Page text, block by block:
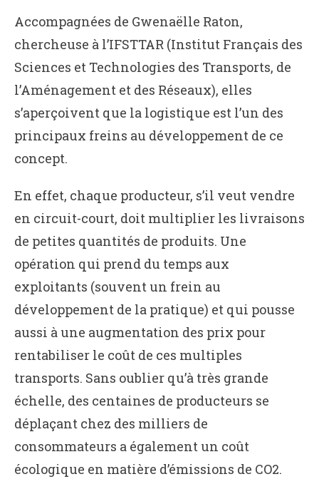
Accompagnées de Gwenaëlle Raton,
chercheuse à l’IFSTTAR (Institut Français des
Sciences et Technologies des Transports, de
l’Aménagement et des Réseaux), elles
s’aperçoivent que la logistique est l’un des
principaux freins au développement de ce
concept.
En effet, chaque producteur, s’il veut vendre
en circuit-court, doit multiplier les livraisons
de petites quantités de produits. Une
opération qui prend du temps aux
exploitants (souvent un frein au
développement de la pratique) et qui pousse
aussi à une augmentation des prix pour
rentabiliser le coût de ces multiples
transports. Sans oublier qu’à très grande
échelle, des centaines de producteurs se
déplaçant chez des milliers de
consommateurs a également un coût
écologique en matière d’émissions de CO2.